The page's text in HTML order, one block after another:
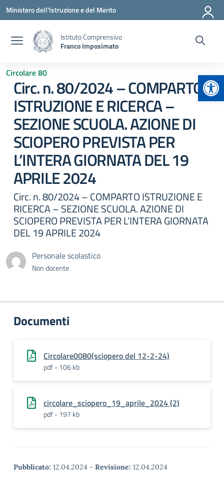
Vai ai contenuti
Vai al menu di navigazione
Vai al footer
Ministero dell'Istruzione e del Merito
Istituto Comprensivo
Franco Imposimato
Circolare 80
Circ. n. 80/2024 – COMPARTO
ISTRUZIONE E RICERCA –
SEZIONE SCUOLA. AZIONE DI
SCIOPERO PREVISTA PER
L’INTERA GIORNATA DEL 19
APRILE 2024
Circ. n. 80/2024 – COMPARTO ISTRUZIONE E
RICERCA – SEZIONE SCUOLA. AZIONE DI
SCIOPERO PREVISTA PER L’INTERA GIORNATA
DEL 19 APRILE 2024
Personale scolastico
Non docente
Documenti
Circolare0080(sciopero del 12-2-24)
pdf - 106 kb
circolare_sciopero_19_aprile_2024 (2)
pdf - 197 kb
Pubblicato: 12.04.2024 - Revisione: 12.04.2024